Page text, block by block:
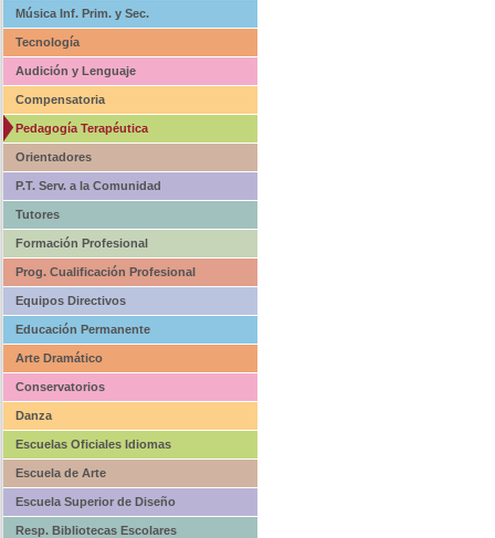
Música Inf. Prim. y Sec.
Tecnología
Audición y Lenguaje
Compensatoria
Pedagogía Terapéutica
Orientadores
P.T. Serv. a la Comunidad
Tutores
Formación Profesional
Prog. Cualificación Profesional
Equipos Directivos
Educación Permanente
Arte Dramático
Conservatorios
Danza
Escuelas Oficiales Idiomas
Escuela de Arte
Escuela Superior de Diseño
Resp. Bibliotecas Escolares